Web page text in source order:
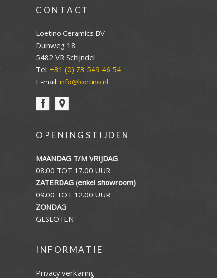
CONTACT
Loetino Ceramics BV
Duinweg 18
5482 VR Schijndel
Tel: +31 (0) 73 549 46 54
E-mail: info@loetino.nl
OPENINGSTIJDEN
MAANDAG T/M VRIJDAG
08.00 TOT 17.00 UUR
ZATERDAG (enkel showroom)
09.00 TOT 12.00 UUR
ZONDAG
GESLOTEN
INFORMATIE
Privacy verklaring